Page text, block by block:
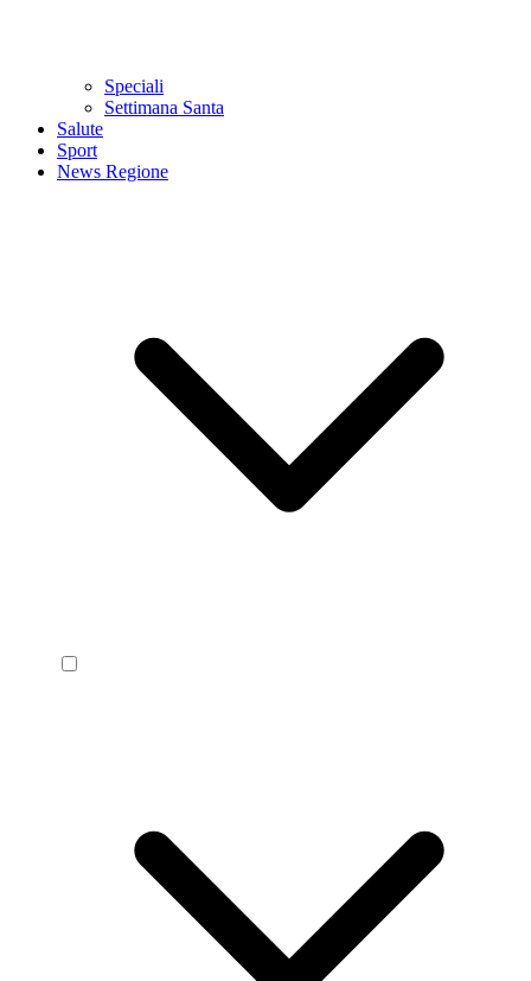
Speciali
Settimana Santa
Salute
Sport
News Regione